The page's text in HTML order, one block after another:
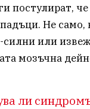
постулират,
Не само,
или
мозъчна
ли